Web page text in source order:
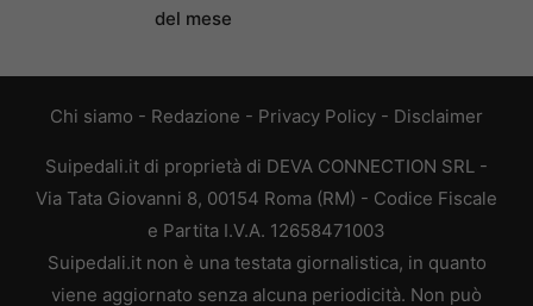
del mese
Chi siamo - Redazione - Privacy Policy - Disclaimer
Suipedali.it di proprietà di DEVA CONNECTION SRL -
Via Tata Giovanni 8, 00154 Roma (RM) - Codice Fiscale
e Partita I.V.A. 12658471003
Suipedali.it non è una testata giornalistica, in quanto
viene aggiornato senza alcuna periodicità. Non può